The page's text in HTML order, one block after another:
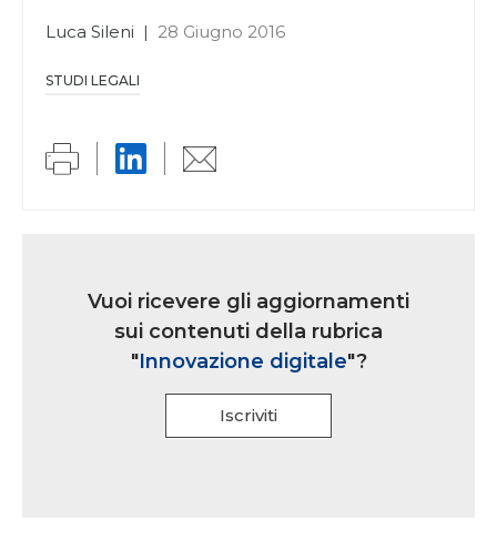
Luca Sileni | 28 Giugno 2016
STUDI LEGALI
iscrizioneVuoi ricevere gli aggiornamenti
sui contenuti della rubrica
"Innovazione digitale"?
Iscriviti